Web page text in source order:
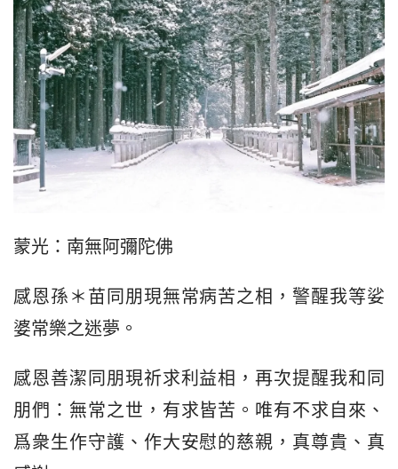
蒙光：南無阿彌陀佛
感恩孫＊苗同朋現無常病苦之相，警醒我等娑
婆常樂之迷夢。
感恩善潔同朋現祈求利益相，再次提醒我和同
朋們：無常之世，有求皆苦。唯有不求自來、
爲衆生作守護、作大安慰的慈親，真尊貴、真